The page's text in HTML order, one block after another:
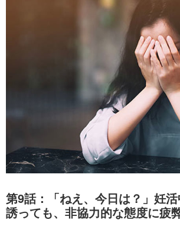
第9話：「ねえ、今日は？」妊
誘っても、非協力的な態度に疲